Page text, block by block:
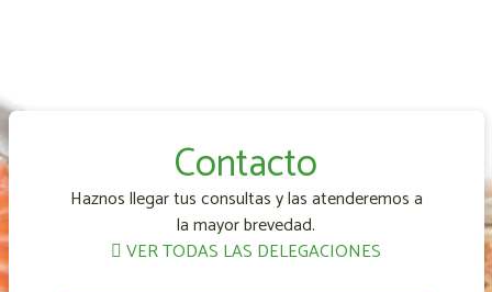
Contacto
Haznos llegar tus consultas y las atenderemos a
la mayor brevedad.
VER TODAS LAS DELEGACIONES